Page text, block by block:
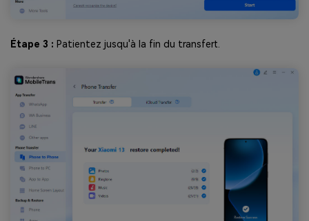
Étape 3 : Patientez jusqu'à la fin du transfert.